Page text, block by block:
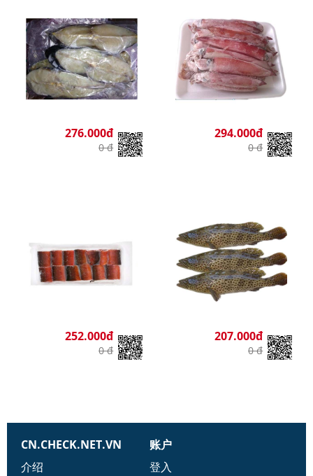
276.000đ
0 đ
294.000đ
0 đ
252.000đ
0 đ
207.000đ
0 đ
CN.CHECK.NET.VN
介绍
账户
登入